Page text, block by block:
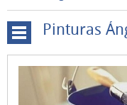
Charpenteries
Serruriers
Constructeurs
Pinturas